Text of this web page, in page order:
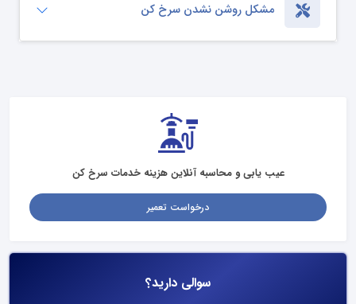
عیب یابی و محاسبه آنلاین هزینه خدمات سرخ کن
درخواست تعمیر
سوالی دارید؟
مشکل روشن نشدن سرخ کن